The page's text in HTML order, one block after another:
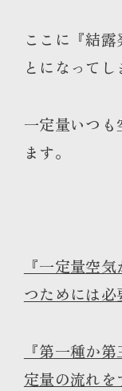
ここに『結
とになってし
一定量いつも
ます。
『一定量空
つためには必
『第一種か
定量の流れを